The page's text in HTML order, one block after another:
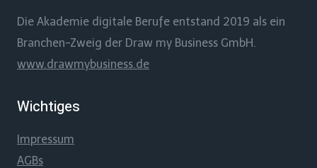
Die Akademie digitale Berufe entstand 2019 als ein
Branchen-Zweig der Draw my Business GmbH.
www.drawmybusiness.de
Wichtiges
Impressum
AGBs